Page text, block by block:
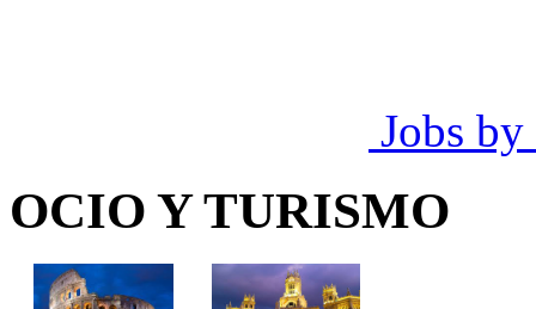
Jobs by
OCIO Y TURISMO